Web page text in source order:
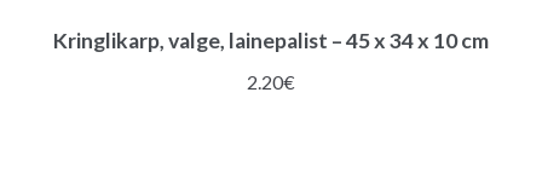
Kringlikarp, valge, lainepalist – 45 x 34 x 10 cm
2.20€